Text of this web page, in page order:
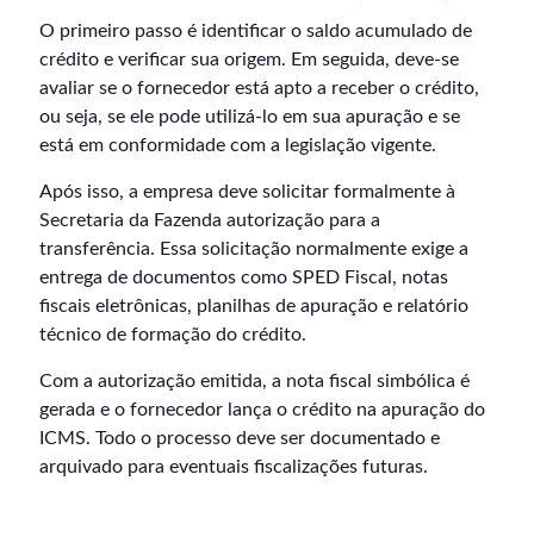
O primeiro passo é identificar o saldo acumulado de
crédito e verificar sua origem. Em seguida, deve-se
avaliar se o fornecedor está apto a receber o crédito,
ou seja, se ele pode utilizá-lo em sua apuração e se
está em conformidade com a legislação vigente.
Após isso, a empresa deve solicitar formalmente à
Secretaria da Fazenda autorização para a
transferência. Essa solicitação normalmente exige a
entrega de documentos como SPED Fiscal, notas
fiscais eletrônicas, planilhas de apuração e relatório
técnico de formação do crédito.
Com a autorização emitida, a nota fiscal simbólica é
gerada e o fornecedor lança o crédito na apuração do
ICMS. Todo o processo deve ser documentado e
arquivado para eventuais fiscalizações futuras.